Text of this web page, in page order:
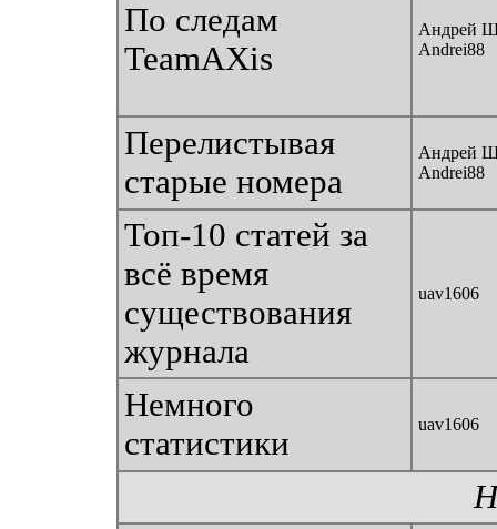
По следам
TeamAXis
Андрей
Andrei88
Перелистывая
старые номера
Андрей
Andrei88
Топ-10 статей за
всё время
существования
журнала
uav1606
Немного
статистики
uav1606